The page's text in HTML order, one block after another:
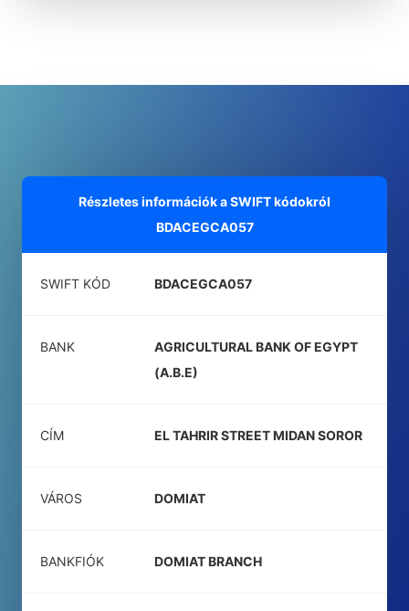
Részletes információk a SWIFT kódokról
BDACEGCA057
SWIFT KÓD BDACEGCA057
BANK
AGRICULTURAL BANK OF EGYPT
(A.B.E)
CÍM EL TAHRIR STREET MIDAN SOROR
VÁROS DOMIAT
BANKFIÓK DOMIAT BRANCH